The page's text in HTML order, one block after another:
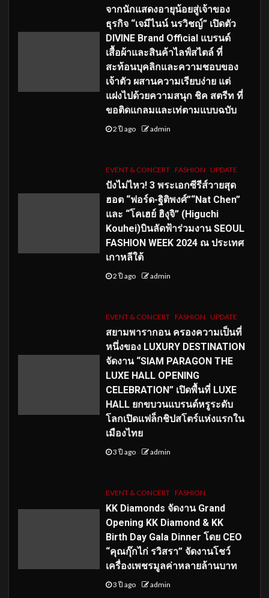
จากนักแสดงอายุน้อยสู่เจ้าของ
ธุรกิจ “เจมีไนน์ นรวิชญ์” เปิดตัว
DIVINE Brand Official แบรนด์
เสื้อผ้าและสินค้าไลฟ์สไตล์ ที่
สะท้อนบุคลิกและความชอบของ
เจ้าตัว ผสานความเรียบง่าย แต่
แฝงไปด้วยความสนุก ชิค สตรีท ที่
ขอติดแกลมและเท่ตามแบบฉบับ
2 ปี ago admin
EVENT & CONCERT FASHION UPDATE
ปังไม่ไหว! 3 พระเอกซีรีส์วายสุด
ฮอต “ฟอร์ด-ฐิติพงศ์”“Nat Chen”
และ “โคเฮย์ ฮิงุจิ” (Higuchi
Kouhei)บินลัดฟ้าร่วมงาน SEOUL
FASHION WEEK 2024 ณ ประเทศ
เกาหลีใต้
2 ปี ago admin
EVENT & CONCERT FASHION UPDATE
สยามพารากอน ครองความเป็นที่
หนึ่งของ LUXURY DESTINATION
จัดงาน “SIAM PARAGON THE
LUXE HALL OPENING
CELEBRATION” เปิดพื้นที่ LUXE
HALL ยกขบวนแบรนด์หรูระดับ
โลกเปิดแฟล็กชิปสโตร์แห่งแรกใน
เมืองไทย
3 ปี ago admin
EVENT & CONCERT FASHION
KK Diamonds จัดงาน Grand
Opening KK Diamond & KK
Birth Day Gala Dinner โดย CEO
“คุณกุ๊กไก่ รวิสรา” จัดงานโชว์
เครื่องเพชรมูลค่าหลายล้านบาท
3 ปี ago admin